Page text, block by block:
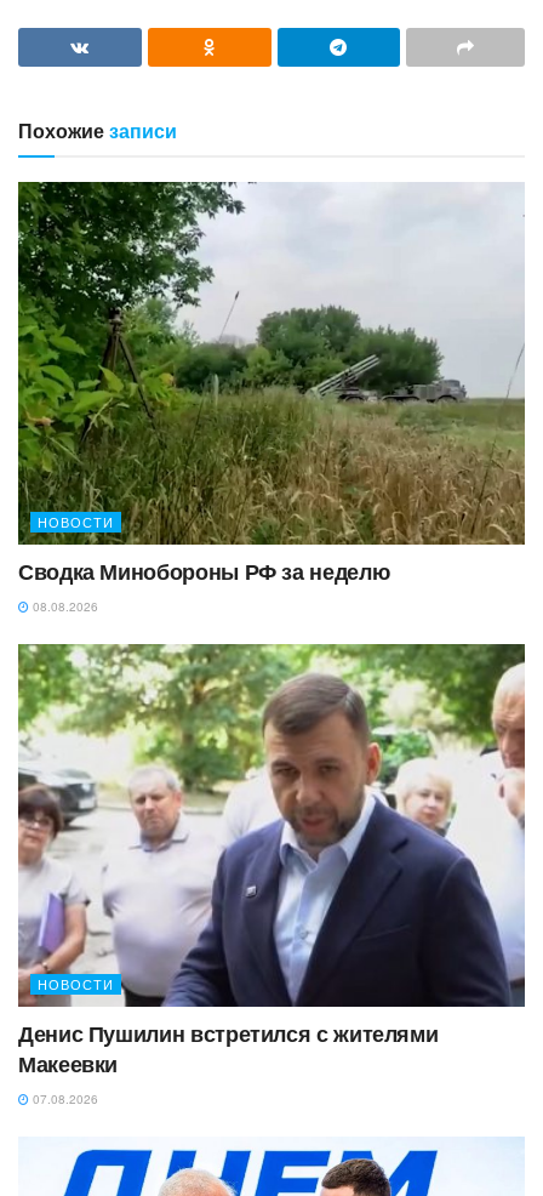
Похожиезаписи
НОВОСТИ
Сводка Минобороны РФ за неделю
08.08.2026
НОВОСТИ
Денис Пушилин встретился с жителями
Макеевки
07.08.2026